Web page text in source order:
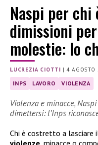
Naspi per
dimissioni
molestie: lo
LUCREZIA CIOTTI |4 AGOSTO
INPS LAVORO VIOLENZA
Violenza e minacce,
dimettersi: l’Inps
Chi è costretto a lasciare
violenze , minacce o